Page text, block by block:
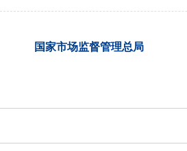
国家市场监督管理总局